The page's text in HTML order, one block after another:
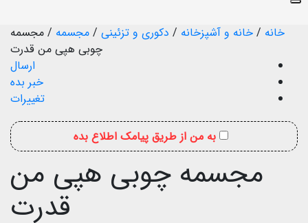
خانه / خانه و آشپزخانه / دکوری و تزئینی / مجسمه / مجسمه
چوبی هپی من قدرت
ارسال
خبر بده
تغییرات
به من از طریق پیامک اطلاع بده
مجسمه چوبی هپی من
قدرت